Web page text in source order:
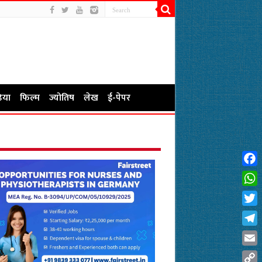
फिल्म ज्योतिष लेख ई-पेपर